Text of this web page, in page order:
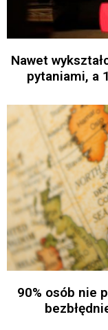
Nawet
pytaniami, a
90% osób nie